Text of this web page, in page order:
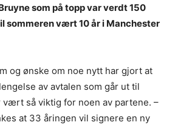
som på topp var verdt 150
sommeren vært 10 år i Manchester
og ønske om noe nytt har gjort at
av avtalen som går ut til
vært så viktig for noen av partene. –
at 33 åringen vil signere en ny